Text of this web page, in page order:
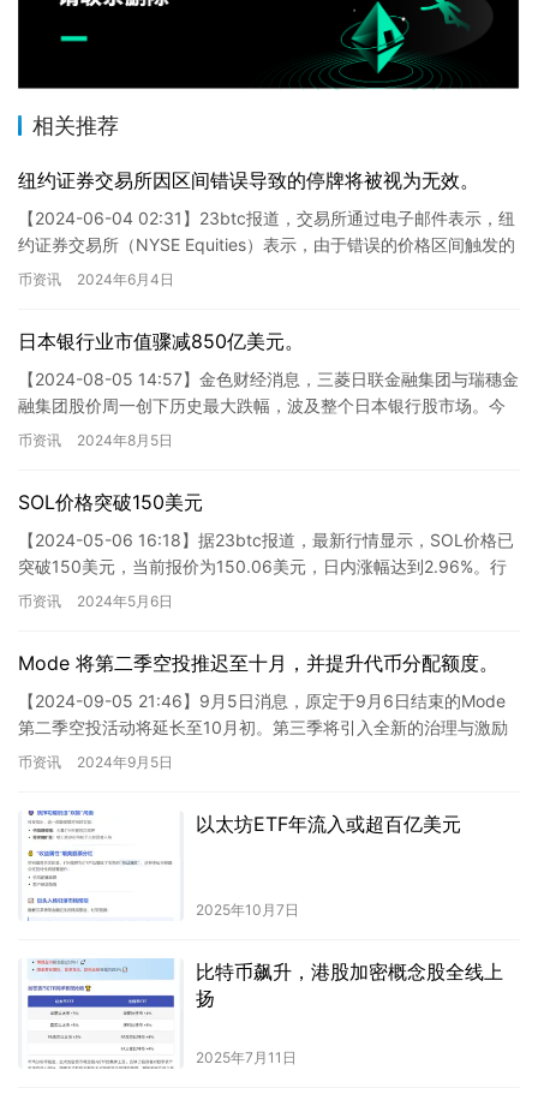
相关推荐
纽约证券交易所因区间错误导致的停牌将被视为无效。
【2024-06-04 02:31】23btc报道，交易所通过电子邮件表示，纽
约证券交易所（NYSE Equities）表示，由于错误的价格区间触发的
交易暂停可能会被视为无效。涨跌…
币资讯 2024年6月4日
日本银行业市值骤减850亿美元。
【2024-08-05 14:57】金色财经消息，三菱日联金融集团与瑞穗金
融集团股价周一创下历史最大跌幅，波及整个日本银行股市场。今
日收盘，三菱日联金融集团股价下跌18%，瑞穗银行…
币资讯 2024年8月5日
SOL价格突破150美元
【2024-05-06 16:18】据23btc报道，最新行情显示，SOL价格已
突破150美元，当前报价为150.06美元，日内涨幅达到2.96%。行
情波动较为显著，请投资者加强风…
币资讯 2024年5月6日
Mode 将第二季空投推迟至十月，并提升代币分配额度。
【2024-09-05 21:46】9月5日消息，原定于9月6日结束的Mode
第二季空投活动将延长至10月初。第三季将引入全新的治理与激励
机制。此外，Mode将增加第二季的代币分配…
币资讯 2024年9月5日
以太坊ETF年流入或超百亿美元
2025年10月7日
比特币飙升，港股加密概念股全线上
扬
2025年7月11日